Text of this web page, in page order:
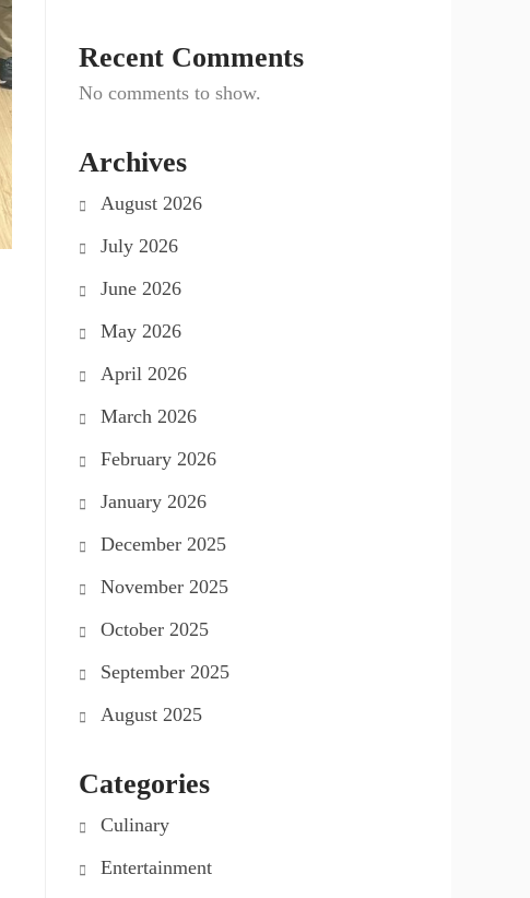
Recent Comments
No comments to show.
Archives
August 2026
July 2026
June 2026
May 2026
April 2026
March 2026
February 2026
January 2026
December 2025
November 2025
October 2025
September 2025
August 2025
Categories
Culinary
Entertainment